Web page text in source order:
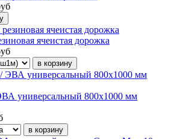
ячеистая дорожка
универсальный 800х1000 мм